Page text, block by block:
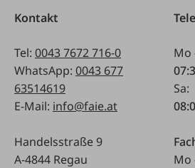
Kontakt
Tel: 0043 7672 716-0
WhatsApp: 0043 677
63514619
E-Mail: info@faie.at
Handelsstraße 9
A-4844 Regau
Mo
Sa:
Mo